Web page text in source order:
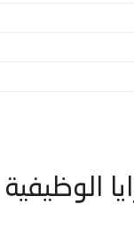
الوظيفية